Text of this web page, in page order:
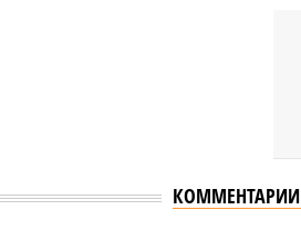
КОММЕНТАРИИ